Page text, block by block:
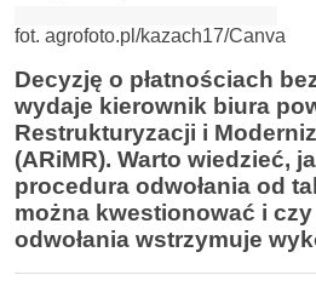
fot. agrofoto.pl/kazach17/Canva
Decyzję o płatnościach
wydaje kierownik biura
Restrukturyzacji i
(ARiMR). Warto wiedzieć,
procedura odwołania od
można kwestionować i czy
odwołania wstrzymuje